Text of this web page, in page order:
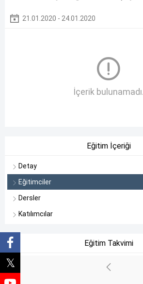
21.01.2020 - 24.01.2020
İçerik bulunamadı.
Eğitim İçeriği
Detay
Eğitimciler
Dersler
Katılımcılar
Eğitim Takvimi